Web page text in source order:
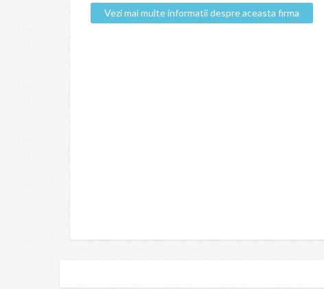
Vezi mai multe informatii despre aceasta firma